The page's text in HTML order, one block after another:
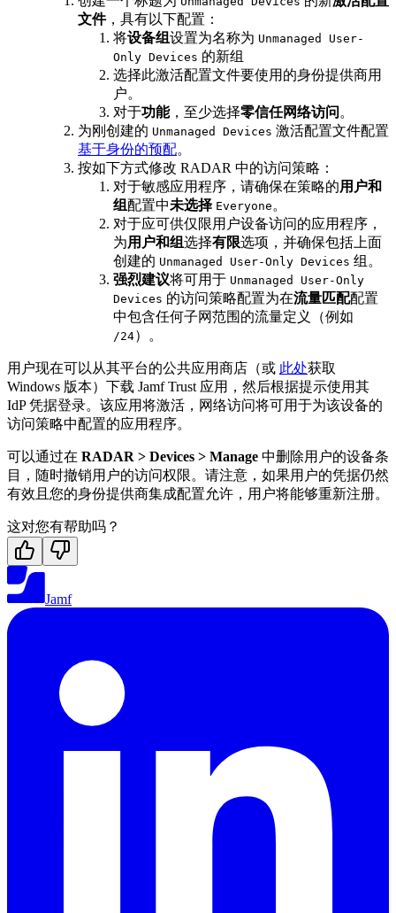
文件，具有以下配置：
将设备组设置为名称为 Unmanaged User-
Only Devices 的新组
选择此激活配置文件要使用的身份提供商用
户。
对于功能，至少选择零信任网络访问。
为刚创建的 Unmanaged Devices 激活配置文件配置
基于身份的预配。
按如下方式修改 RADAR 中的访问策略：
对于敏感应用程序，请确保在策略的用户和
组配置中未选择 Everyone。
对于应可供仅限用户设备访问的应用程序，
为用户和组选择有限选项，并确保包括上面
创建的 Unmanaged User-Only Devices 组。
强烈建议将可用于 Unmanaged User-Only
Devices 的访问策略配置为在流量匹配配置
中包含任何子网范围的流量定义（例如
/24）。
用户现在可以从其平台的公共应用商店（或 此处获取
Windows 版本）下载 Jamf Trust 应用，然后根据提示使用其
IdP 凭据登录。该应用将激活，网络访问将可用于为该设备的
访问策略中配置的应用程序。
可以通过在 RADAR > Devices > Manage 中删除用户的设备条
目，随时撤销用户的访问权限。请注意，如果用户的凭据仍然
有效且您的身份提供商集成配置允许，用户将能够重新注册。
这对您有帮助吗？
Jamf